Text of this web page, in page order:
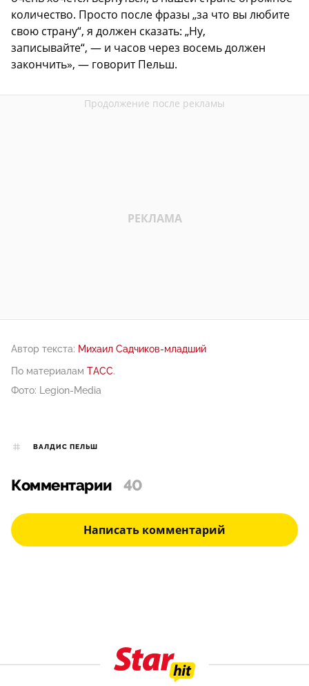
количество. Просто после фразы „за что вы любите
свою страну“, я должен сказать: „Ну,
записывайте“, — и часов через восемь должен
закончить», — говорит Пельш.
Автор текста: Михаил Садчиков-младший
По материалам ТАСС.
Фото: Legion-Media
ВАЛДИС ПЕЛЬШ
Комментарии 40
Написать комментарий